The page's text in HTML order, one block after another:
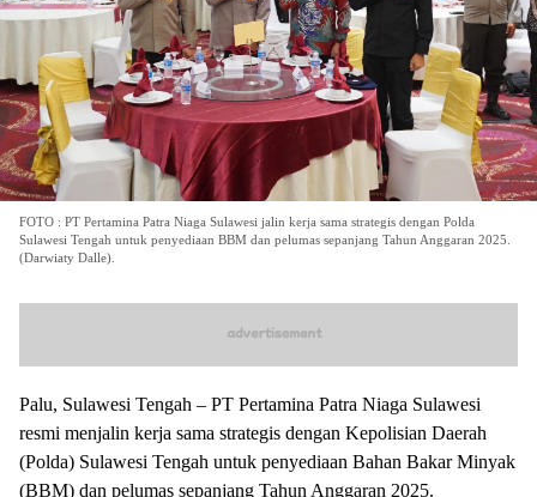
FOTO : PT Pertamina Patra Niaga Sulawesi jalin kerja sama strategis dengan Polda
Sulawesi Tengah untuk penyediaan BBM dan pelumas sepanjang Tahun Anggaran 2025.
(Darwiaty Dalle).
Palu, Sulawesi Tengah – PT Pertamina Patra Niaga Sulawesi
resmi menjalin kerja sama strategis dengan Kepolisian Daerah
(Polda) Sulawesi Tengah untuk penyediaan Bahan Bakar Minyak
(BBM) dan pelumas sepanjang Tahun Anggaran 2025.